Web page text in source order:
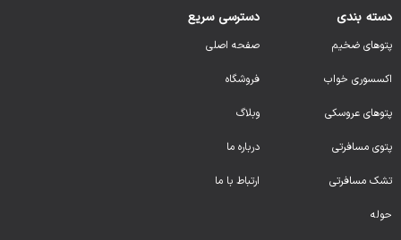
دسته بندی
پتوهای ضخیم
اکسسوری خواب
پتوهای عروسکی
پتوی مسافرتی
تشک مسافرتی
حوله
دسترسی سریع
صفحه اصلی
فروشگاه
وبلاگ
درباره ما
ارتباط با ما